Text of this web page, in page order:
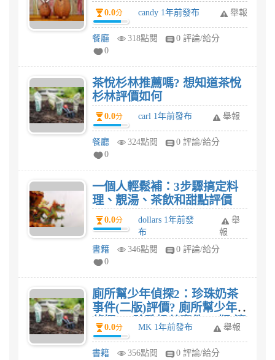
0.0分 candy 1年前發布 舉報
餐廳 318點閱
0 評論/給分
0
茶悅杉林推薦嗎? 想知道茶悅
杉林評價如何
0.0分 carl 1年前發布 舉報
餐廳 324點閱
0 評論/給分
0
一個人輕鬆補：3步驟搞定料
理、靚湯、茶飲和甜點評價
0.0分
dollars 1年前發
布
舉
報
書籍
346點閱
0 評論/給分
0
廁所幫少年偵探2：珍珠奶茶
事件(二版)評價? 廁所幫少年
偵探2：珍珠奶茶事件(二版)適
合幾歲小朋友閱讀呢?
0.0分 MK 1年前發布 舉報
書籍 356點閱
0 評論/給分